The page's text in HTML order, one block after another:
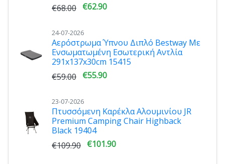
€68.00 €62.90
24-07-2026
Αερόστρωμα Ύπνου Διπλό Bestway Με
Ενσωματωμένη Εσωτερική Αντλία
291x137x30cm 15415
€59.00 €55.90
23-07-2026
Πτυσσόμενη Καρέκλα Αλουμινίου JR
Premium Camping Chair Highback
Black 19404
€109.90 €101.90